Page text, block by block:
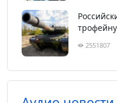
2551807